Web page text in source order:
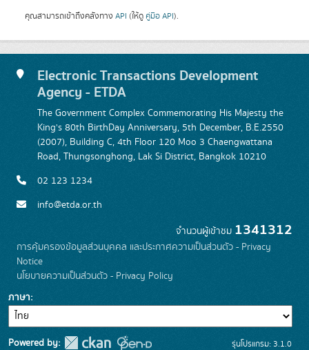
คุณสามารถเข้าถึงคลังทาง API (ให้ดู คู่มือ API).
Electronic Transactions Development
Agency - ETDA
The Government Complex Commemorating His Majesty the
King's 80th BirthDay Anniversary, 5th December, B.E.2550
(2007), Building C, 4th Floor 120 Moo 3 Chaengwattana
Road, Thungsonghong, Lak Si District, Bangkok 10210
02 123 1234
info@etda.or.th
จำนวนผู้เข้าชม 1341312
การคุ้มครองข้อมูลส่วนบุคคล และประกาศความเป็นส่วนตัว - Privacy
Notice
นโยบายความเป็นส่วนตัว - Privacy Policy
ภาษา
Powered by: รุ่นโปรแกรม: 3.1.0